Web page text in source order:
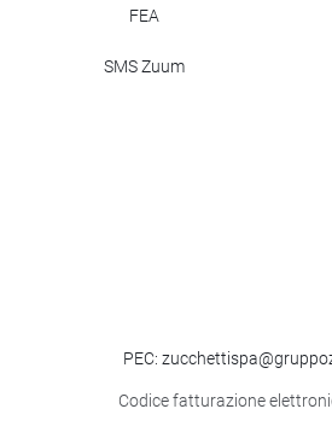
FEA
SMS Zuum
PEC:
Codice fatturazione